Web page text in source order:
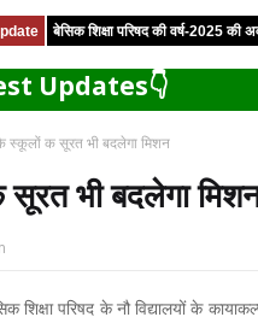
बेसिक शिक्षा परिषद की वर्ष-2025 की
Updates👇
स्कूलों क सूरत भी बदलेगा मिशन
भी बदलेगा
परिषद के नौ विद्यालयों के